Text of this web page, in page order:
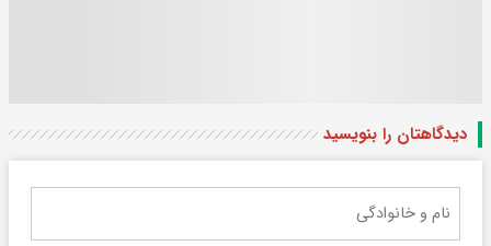
دیدگاهتان را بنویسید